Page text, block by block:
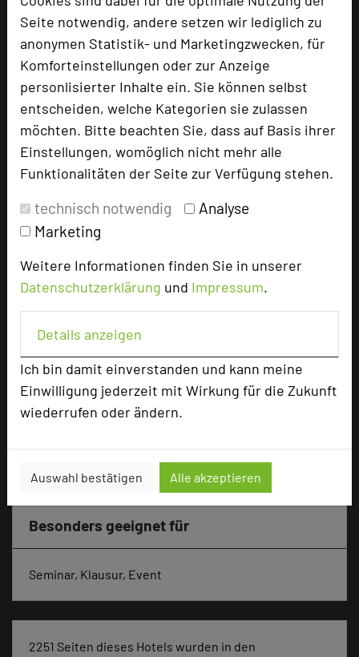
Seite notwendig, andere setzen wir lediglich zu
anonymen Statistik- und Marketingzwecken, für
Komforteinstellungen oder zur Anzeige
personlisierter Inhalte ein. Sie können selbst
entscheiden, welche Kategorien sie zulassen
möchten. Bitte beachten Sie, dass auf Basis ihrer
Einstellungen, womöglich nicht mehr alle
Funktionalitäten der Seite zur Verfügung stehen.
technisch notwendig
Analyse
Marketing
Weitere Informationen finden Sie in unserer
Datenschutzerklärung und Impressum.
Details anzeigen
Ich bin damit einverstanden und kann meine
Einwilligung jederzeit mit Wirkung für die Zukunft
wiederrufen oder ändern.
Auswahl bestätigen Alle akzeptieren
Tagungsplaner
Tagungsleiter
Tagungsteilnehmer
Hotel bewerten
Hoteldaten
U-Form
Parlamentarisch
48
Reihenbestuhlung
Tagungsräume
3
Ausstellungsfläche 200 qm
Zimmer
Besonders geeignet für
Seminar, Klausur, Event
2251 Seiten dieses Hotels wurden in den